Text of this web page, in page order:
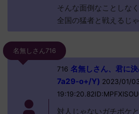
そんな面倒なことしな
全国の猛者と戦えるじ
名無しさん716
716 名無しさん、君に
7a29-o+/Y) 2023/01/
対人じゃないガチポケ